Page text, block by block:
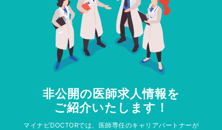
非公開の医師求人情報を
ご紹介いたします！
マイナビDOCTORでは、医師専任のキャリアパートナーが